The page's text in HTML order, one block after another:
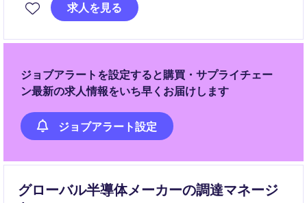
求人を見る
ジョブアラートを設定すると購買・サプライチェー
ン最新の求人情報をいち早くお届けします
ジョブアラート設定
グローバル半導体メーカーの調達マネージ